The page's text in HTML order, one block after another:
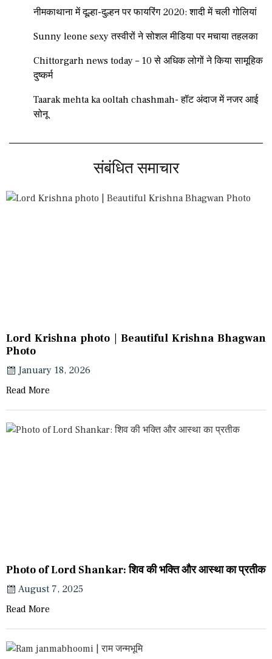
नीमकाथाना में दूल्हा-दुल्हन पर फायरिंग 2020: शादी में चली गोलियां
Sunny leone sexy तस्वीरों ने सोशल मीडिया पर मचाया तहलका
Chittorgarh news today – 10 से अधिक लोगों ने किया सामूहिक
दुष्कर्म
Taarak mehta ka ooltah chashmah- हॉट अंदाज में नजर आई
सोनू
संबंधित समाचार
Lord Krishna photo | Beautiful Krishna Bhagwan
Photo
January 18, 2026
Read More
Photo of Lord Shankar: शिव की भक्ति और आस्था का प्रतीक
August 7, 2025
Read More